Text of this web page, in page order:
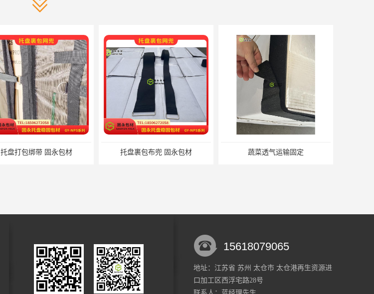
托盘裹包布兜 固永包材 蔬菜透气运输固定 蜂巢网格纸如何包裹 固永包材
重复使用的托盘绑带 循环使用 固永包材 桶装产品固定带 拉紧力好 固永包材
15618079065
地址：江苏省 苏州 太仓市 太仓港再生资源进
口加工区西浮宅路28号